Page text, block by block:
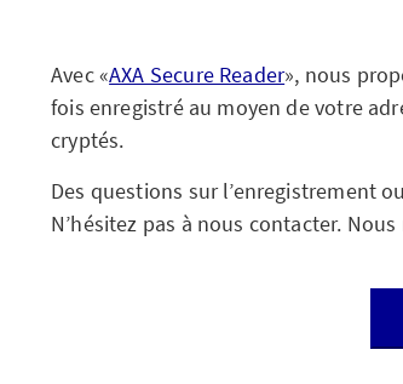
Avec «AXA Secure Reader», nous
fois enregistré au moyen de votre
cryptés.
Des questions sur l’enregistrement
N’hésitez pas à nous contacter.